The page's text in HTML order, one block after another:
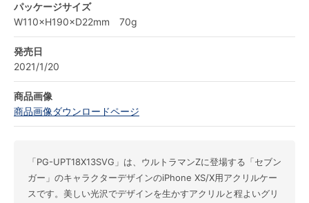
パッケージサイズ
W110×H190×D22mm 70g
発売日
2021/1/20
商品画像
商品画像ダウンロードページ
「PG-UPT18X13SVG」は、ウルトラマンZに登場する「セブン
ガー」のキャラクターデザインのiPhone XS/X用アクリルケー
スです。美しい光沢でデザインを生かすアクリルと程よいグリ